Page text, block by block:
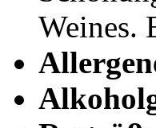
Weines.